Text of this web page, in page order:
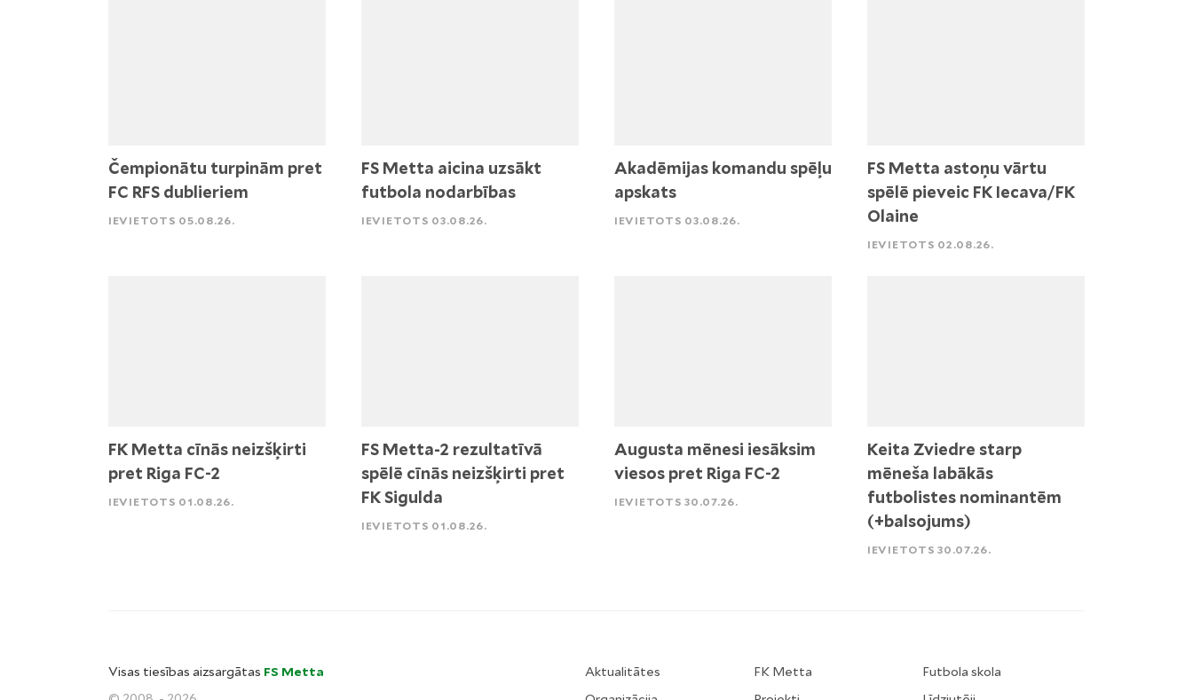
Čempionātu turpinām pret
FC RFS dublieriem
IEVIETOTS 05.08.26.
FS Metta aicina uzsākt
futbola nodarbības
IEVIETOTS 03.08.26.
Akadēmijas komandu spēļu
apskats
IEVIETOTS 03.08.26.
FS Metta astoņu vārtu
spēlē pieveic FK Iecava/FK
Olaine
IEVIETOTS 02.08.26.
FK Metta cīnās neizšķirti
pret Riga FC-2
IEVIETOTS 01.08.26.
FS Metta-2 rezultatīvā
spēlē cīnās neizšķirti pret
FK Sigulda
IEVIETOTS 01.08.26.
Augusta mēnesi iesāksim
viesos pret Riga FC-2
IEVIETOTS 30.07.26.
Keita Zviedre starp
mēneša labākās
futbolistes nominantēm
(+balsojums)
IEVIETOTS 30.07.26.
Visas tiesības aizsargātas FS Metta
Aktualitātes
FK Metta
Futbola skola